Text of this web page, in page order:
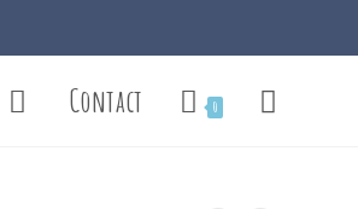
Contact 0 Toggle